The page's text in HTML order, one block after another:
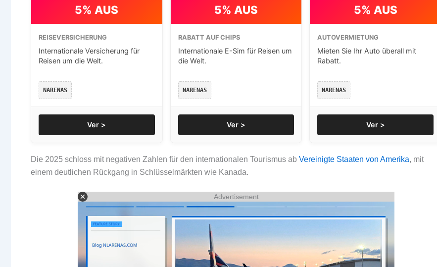
5% AUS
REISEVERSICHERUNG
Internationale Versicherung für
Reisen um die Welt.
NARENAS
Ver >
5% AUS
RABATT AUF CHIPS
Internationale E-Sim für Reisen um
die Welt.
NARENAS
Ver >
5% AUS
AUTOVERMIETUNG
Mieten Sie Ihr Auto überall mit
Rabatt.
NARENAS
Ver >
Die 2025 schloss mit negativen Zahlen für den internationalen Tourismus ab Vereinigte Staaten von Amerika, mit
einem deutlichen Rückgang in Schlüsselmärkten wie Kanada.
Advertisement